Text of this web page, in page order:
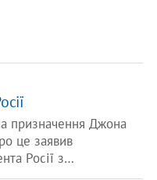
призначення Джона
це заявив
Росії з…